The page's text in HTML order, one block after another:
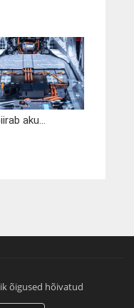
aku...
õigused hõivatud